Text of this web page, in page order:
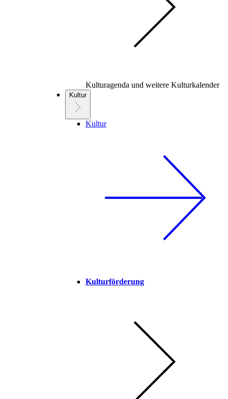
Kulturagenda und weitere Kulturkalender
Kultur
Kultur
Kulturförderung